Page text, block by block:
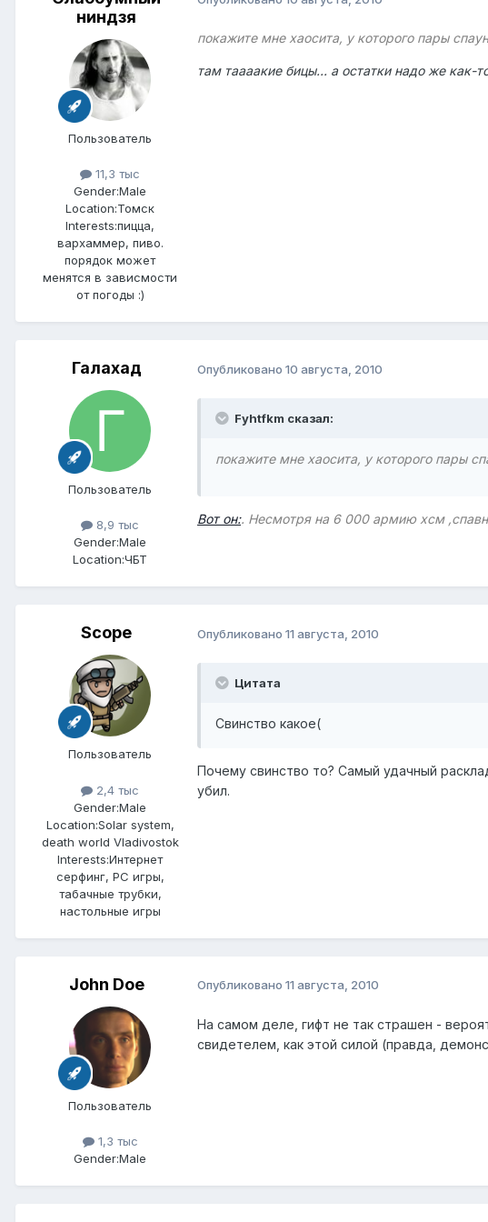
ниндзя
Пользователь
11,3 тыс
Gender:Male
Location:Томск
Interests:пицца,
вархаммер, пиво.
порядок может
менятся в зависмости
от погоды :)
покажите мне хаосита, у которого пары
там таааакие бицы... а остатки надо же как-
Галахад
Пользователь
8,9 тыс
Gender:Male
Location:ЧБТ
Опубликовано 10 августа, 2010
Fyhtfkm сказал:
покажите мне хаосита, у которого пары
Вот он:. Несмотря на 6 000 армию хсм
Scope
Пользователь
2,4 тыс
Gender:Male
Location:Solar system,
death world Vladivostok
Interests:Интернет
серфинг, PC игры,
табачные трубки,
настольные игры
Опубликовано 11 августа, 2010
Цитата
Свинство какое(
Почему свинство то? Самый удачный
убил.
John Doe
Пользователь
1,3 тыс
Gender:Male
Опубликовано 11 августа, 2010
На самом деле, гифт не так страшен -
свидетелем, как этой силой (правда,